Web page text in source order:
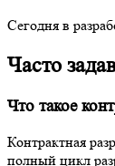
Сегодня в
Часто
Что такое
Контрактная
полный цикл